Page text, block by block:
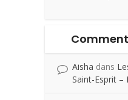
Aisha dans
Saint-Esprit